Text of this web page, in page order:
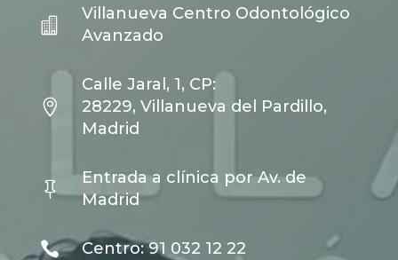

Villanueva Centro Odontológico
Avanzado

Calle Jaral, 1, CP:
28229, Villanueva del Pardillo,
Madrid

Entrada a clínica por Av. de
Madrid
 Centro: 91 032 12 22